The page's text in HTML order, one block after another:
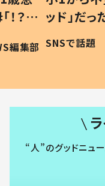
？」
編集部
ッド」だ
作り続け
#令和の子
SNSで話題
“人”のグッドニュ